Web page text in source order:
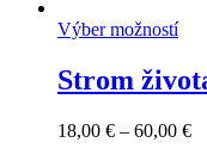
Výber možností
Strom
18,00 € – 60,00 €